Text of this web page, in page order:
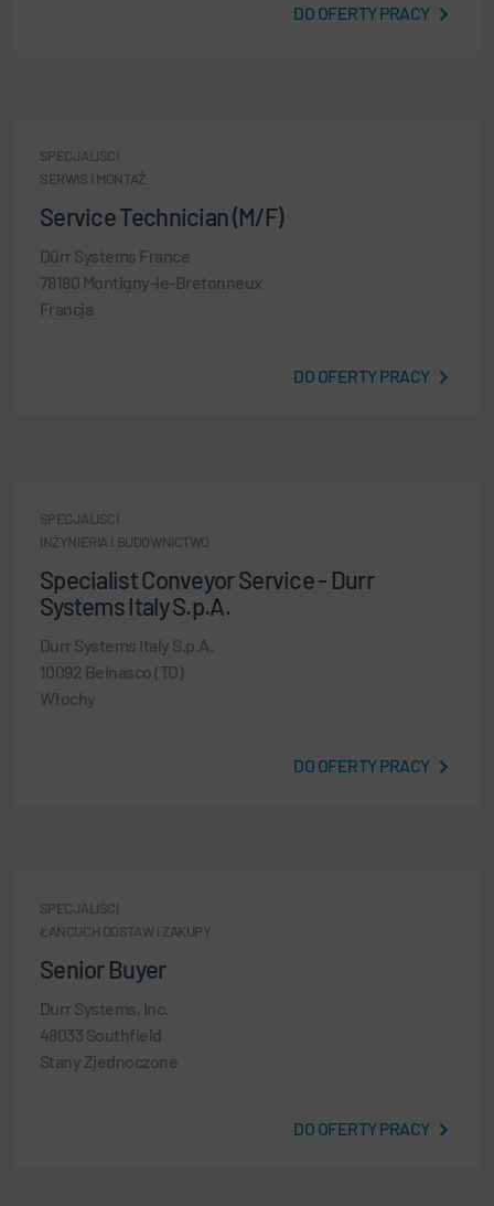
DO OFERTY PRACY
SPECJALIŚCI
SERWIS I MONTAŻ
Service Technician (M/F)
Dürr Systems France
78180 Montigny-le-Bretonneux
Francja
DO OFERTY PRACY
SPECJALIŚCI
INŻYNIERIA I BUDOWNICTWO
Specialist Conveyor Service - Durr
Systems Italy S.p.A.
Durr Systems Italy S.p.A.
10092 Beinasco (TO)
Włochy
DO OFERTY PRACY
SPECJALIŚCI
ŁAŃCUCH DOSTAW I ZAKUPY
Senior Buyer
Durr Systems, Inc.
48033 Southfield
Stany Zjednoczone
DO OFERTY PRACY